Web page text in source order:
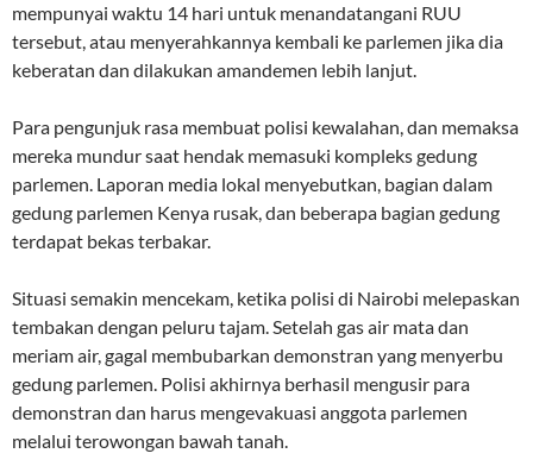
mempunyai waktu 14 hari untuk menandatangani RUU
tersebut, atau menyerahkannya kembali ke parlemen jika dia
keberatan dan dilakukan amandemen lebih lanjut.
Para pengunjuk rasa membuat polisi kewalahan, dan memaksa
mereka mundur saat hendak memasuki kompleks gedung
parlemen. Laporan media lokal menyebutkan, bagian dalam
gedung parlemen Kenya rusak, dan beberapa bagian gedung
terdapat bekas terbakar.
Situasi semakin mencekam, ketika polisi di Nairobi melepaskan
tembakan dengan peluru tajam. Setelah gas air mata dan
meriam air, gagal membubarkan demonstran yang menyerbu
gedung parlemen. Polisi akhirnya berhasil mengusir para
demonstran dan harus mengevakuasi anggota parlemen
melalui terowongan bawah tanah.